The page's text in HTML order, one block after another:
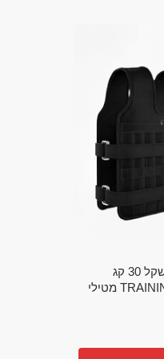
וסט משקולות אפוד עם משקל 30 קג
מתכוונן מקצועי TRAINING VEST מטילי